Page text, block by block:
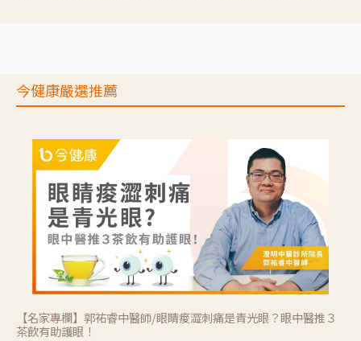
今健康嚴選推薦
【名家專欄】郭祐睿中醫師/眼睛痠澀刺痛是青光眼？眼中醫推３
茶飲有助護眼！